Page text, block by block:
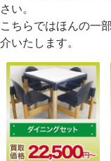
さい。
こちらではほんの一
介いたします。